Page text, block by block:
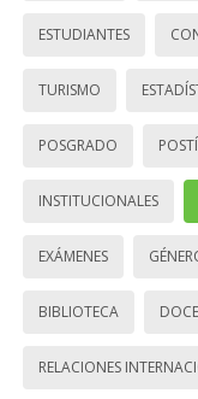
ESTUDIANTES
TURISMO
POSGRADO
INSTITUCIONALES
EXÁMENES
BIBLIOTECA
RELACIONES